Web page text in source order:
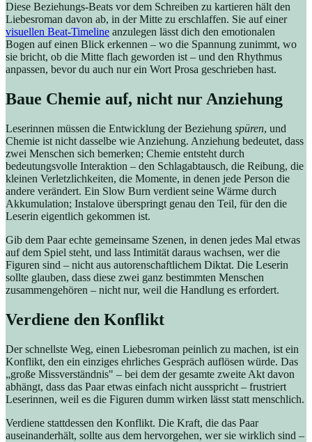
Diese Beziehungs-Beats vor dem Schreiben zu kartieren hält den
Liebesroman davon ab, in der Mitte zu erschlaffen. Sie auf einer
visuellen Beat-Timeline anzulegen lässt dich den emotionalen
Bogen auf einen Blick erkennen – wo die Spannung zunimmt, wo
sie bricht, ob die Mitte flach geworden ist – und den Rhythmus
anpassen, bevor du auch nur ein Wort Prosa geschrieben hast.
Baue Chemie auf, nicht nur Anziehung
Leserinnen müssen die Entwicklung der Beziehung spüren, und
Chemie ist nicht dasselbe wie Anziehung. Anziehung bedeutet, dass
zwei Menschen sich bemerken; Chemie entsteht durch
bedeutungsvolle Interaktion – den Schlagabtausch, die Reibung, die
kleinen Verletzlichkeiten, die Momente, in denen jede Person die
andere verändert. Ein Slow Burn verdient seine Wärme durch
Akkumulation; Instalove überspringt genau den Teil, für den die
Leserin eigentlich gekommen ist.
Gib dem Paar echte gemeinsame Szenen, in denen jedes Mal etwas
auf dem Spiel steht, und lass Intimität daraus wachsen, wer die
Figuren sind – nicht aus autorenschaftlichem Diktat. Die Leserin
sollte glauben, dass diese zwei ganz bestimmten Menschen
zusammengehören – nicht nur, weil die Handlung es erfordert.
Verdiene den Konflikt
Der schnellste Weg, einen Liebesroman peinlich zu machen, ist ein
Konflikt, den ein einziges ehrliches Gespräch auflösen würde. Das
„große Missverständnis" – bei dem der gesamte zweite Akt davon
abhängt, dass das Paar etwas einfach nicht ausspricht – frustriert
Leserinnen, weil es die Figuren dumm wirken lässt statt menschlich.
Verdiene stattdessen den Konflikt. Die Kraft, die das Paar
auseinanderhält, sollte aus dem hervorgehen, wer sie wirklich sind –